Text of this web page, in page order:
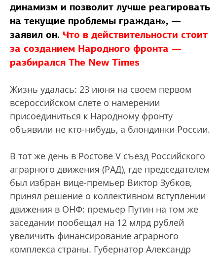
динамизм и позволит лучше реагировать
на текущие проблемы граждан», —
заявил он. Что в действительности стоит
за созданием Народного фронта —
разбирался The New Times
Жизнь удалась: 23 июня на своем первом
всероссийском слете о намерении
присоединиться к Народному фронту
объявили не кто-нибудь, а блондинки России.
В тот же день в Ростове V съезд Российского
аграрного движения (РАД), где председателем
был избран вице-премьер Виктор Зубков,
принял решение о коллективном вступлении
движения в ОНФ: премьер Путин на том же
заседании пообещал на 12 млрд рублей
увеличить финансирование аграрного
комплекса страны. Губернатор Александр